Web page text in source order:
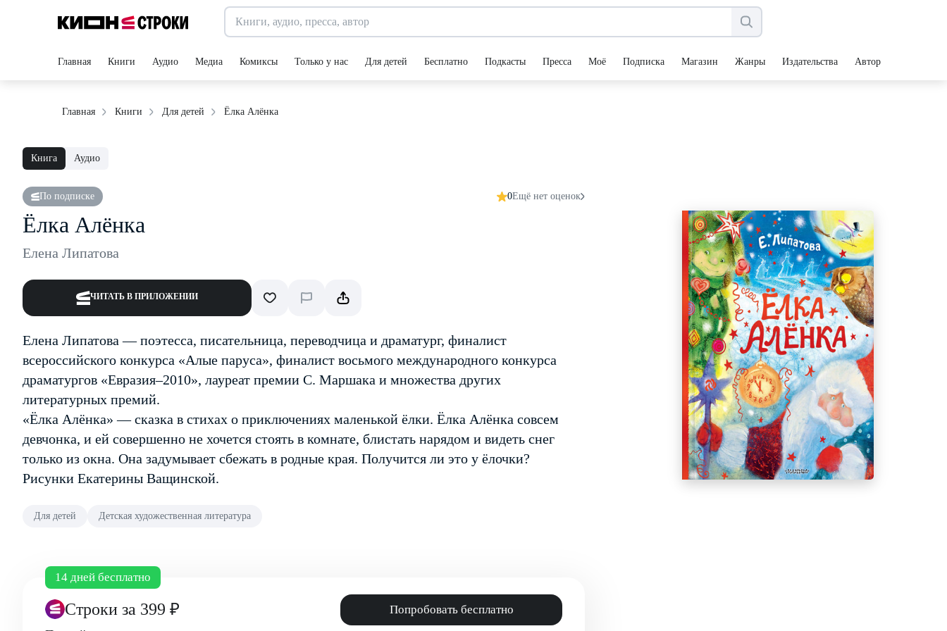
Главная Книги Аудио Медиа Комиксы Только у нас Для детей Бесплатно Подкасты Пресса Моё Подписка Магазин Жанры Издательства Авторы
Главная Книги Для детей Ёлка Алёнка
Книга Аудио
По подписке 0Ещё нет оценок
Ёлка Алёнка
Елена Липатова
ЧИТАТЬ В ПРИЛОЖЕНИИ
Елена Липатова — поэтесса, писательница, переводчица и драматург, финалист
всероссийского конкурса «Алые паруса», финалист восьмого международного конкурса
драматургов «Евразия–2010», лауреат премии С. Маршака и множества других
литературных премий.
«Ёлка Алёнка» — сказка в стихах о приключениях маленькой ёлки. Ёлка Алёнка совсем
девчонка, и ей совершенно не хочется стоять в комнате, блистать нарядом и видеть снег
только из окна. Она задумывает сбежать в родные края. Получится ли это у ёлочки?
Рисунки Екатерины Ващинской.
Для детей Детская художественная литература
14 дней бесплатно
Строки за 399 ₽ Попробовать бесплатно